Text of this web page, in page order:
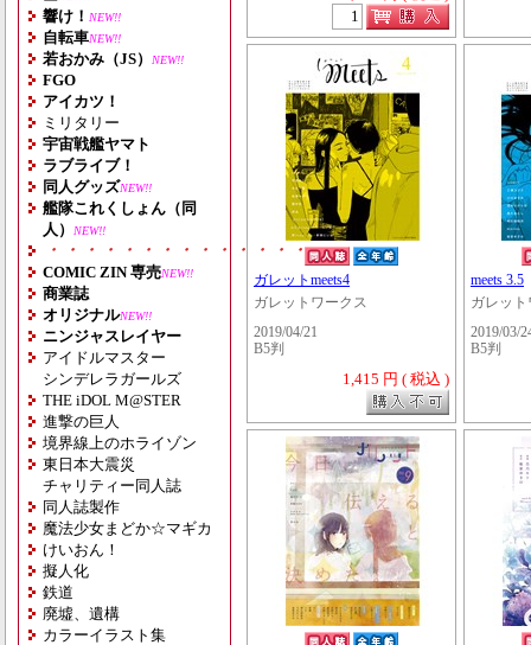
響け！ NEW!!
自転車NEW!!
若おかみ（JS） NEW!!
FGO
アイカツ！
ミリタリー
宇宙戦艦ヤマト
ラブライブ！
同人グッズNEW!!
艦隊これくしょん（同
人）
NEW!!
・・・・・・・・・・・・・・・・・・・
COMIC ZIN 専売NEW!!
商業誌
オリジナルNEW!!
ニンジャスレイヤー
アイドルマスター
シンデレラガールズ
THE iDOL M@STER
進撃の巨人
境界線上のホライゾン
東日本大震災
チャリティー同人誌
同人誌製作
魔法少女まどか☆マギカ
けいおん！
擬人化
鉄道
廃墟、遺構
カラーイラスト集
ガレットmeets4
ガレットワークス
2019/04/21
B5判
1,415 円 ( 税込 )
meets 3.5
ガレッ
2019/03/
B5判